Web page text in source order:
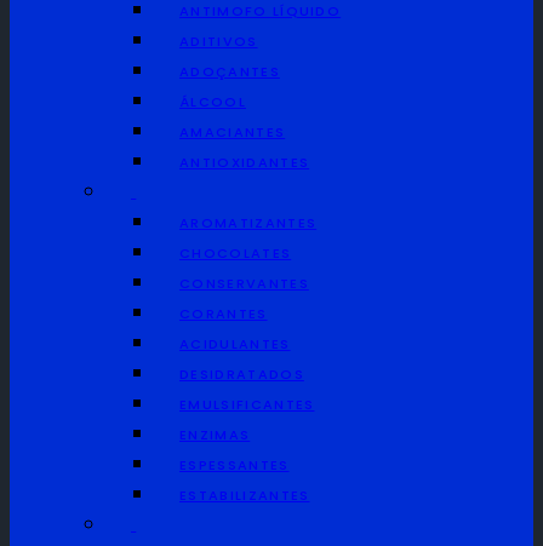
Português
Português
Español
ANTIMOFO LÍQUIDO
ADITIVOS
ADOÇANTES
ÁLCOOL
AMACIANTES
ANTIOXIDANTES
AROMATIZANTES
CHOCOLATES
CONSERVANTES
CORANTES
ACIDULANTES
DESIDRATADOS
EMULSIFICANTES
ENZIMAS
ESPESSANTES
ESTABILIZANTES